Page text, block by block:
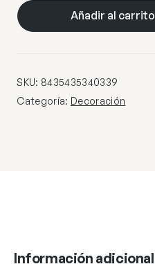
CUADRO
LUZ
cantidad
Añadir al carrito
SKU: 8435435340339
Categoría: Decoración
Información adicional